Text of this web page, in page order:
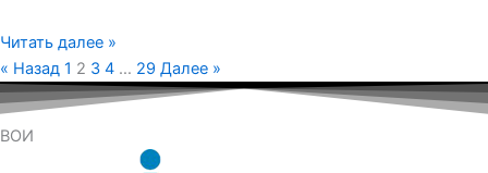
Читать далее »
« Назад 1 2 3 4 … 29 Далее »
ВОИ